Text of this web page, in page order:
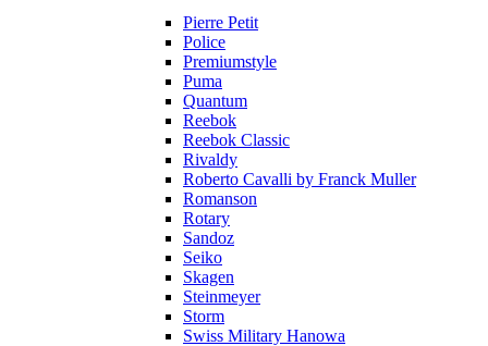
Pierre Petit
Police
Premiumstyle
Puma
Quantum
Reebok
Reebok Classic
Rivaldy
Roberto Cavalli by Franck Muller
Romanson
Rotary
Sandoz
Seiko
Skagen
Steinmeyer
Storm
Swiss Military Hanowa